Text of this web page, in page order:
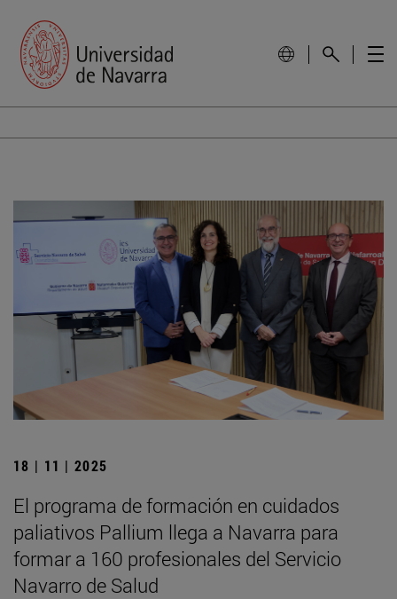
18 | 11 | 2025
El programa de formación en cuidados
paliativos Pallium llega a Navarra para
formar a 160 profesionales del Servicio
Navarro de Salud